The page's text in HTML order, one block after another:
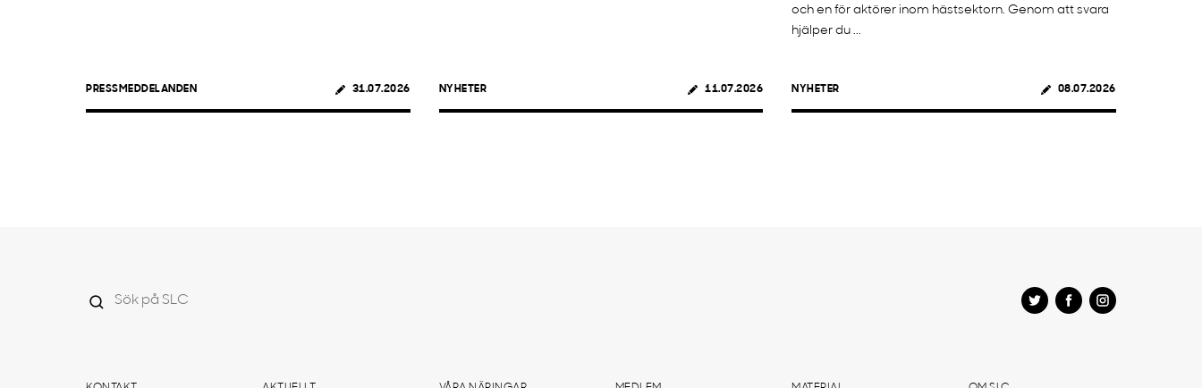
PRESSMEDDELANDEN 31.07.2026 NYHETER 11.07.2026
och en för aktörer inom hästsektorn. Genom att svara
hjälper du ...
NYHETER 08.07.2026